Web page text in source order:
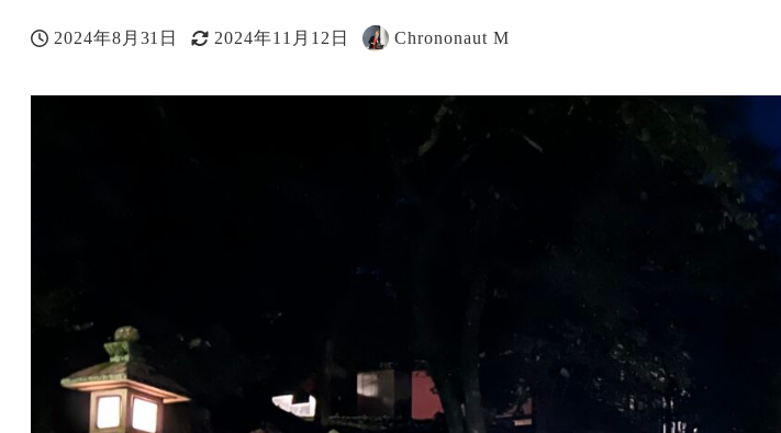
投稿日
2024年8月31日
更新日
2024年11月12日
著
Chrononaut M